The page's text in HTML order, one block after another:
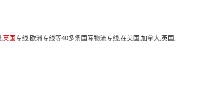
,英国专线,欧洲专线等40多条国际物流专线,在美国,加拿大,英国,